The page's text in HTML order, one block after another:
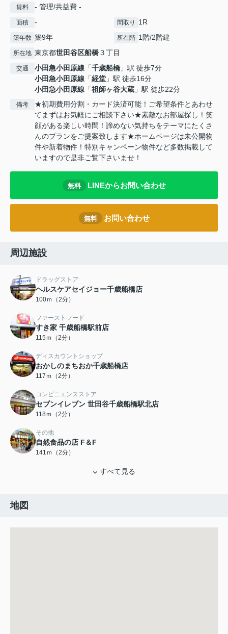
賃料 - 管理/共益費 -
面積 - 間取り 1R
築年数 築9年 所在階 1階/2階建
所在地 東京都世田谷区船橋３丁目
交通 小田急小田原線 「千歳船橋 」駅 徒歩7分
小田急小田原線 「経堂 」駅 徒歩16分
小田急小田原線 「祖師ヶ谷大蔵 」駅 徒歩22分
備考
★初期費用分割・カード決済可能！ご希望条件とあわせ
てまずはお気軽にご相談下さい★素敵なお部屋探し！笑
顔がある楽しい時間！諦めない気持ちをテーマにたくさ
んのプランをご提案致します★ホームページは未公開物
件や新着物件！特別キャンペーン物件など多数掲載して
いますので是非ご覧下さいませ！
無料 LINEからお問い合わせ
無料 お問い合わせ
周辺施設
ドラッグストア
ヘルスケアセイジョー千歳船橋店
100ｍ（2分）
ファーストフード
すき家 千歳船橋駅前店
115ｍ（2分）
ディスカウントショップ
おかしのまちおか千歳船橋店
117ｍ（2分）
コンビニエンスストア
セブンイレブン 世田谷千歳船橋駅北店
118ｍ（2分）
その他
自然食品の店 F＆F
141ｍ（2分）
すべて見る
地図